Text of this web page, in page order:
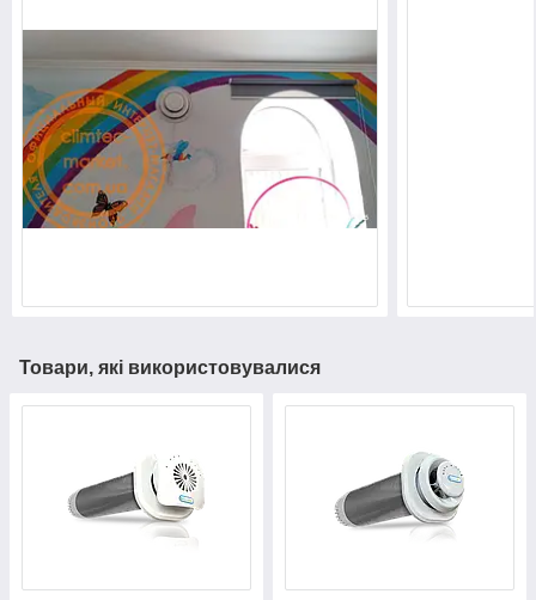
Товари, які використовувалися